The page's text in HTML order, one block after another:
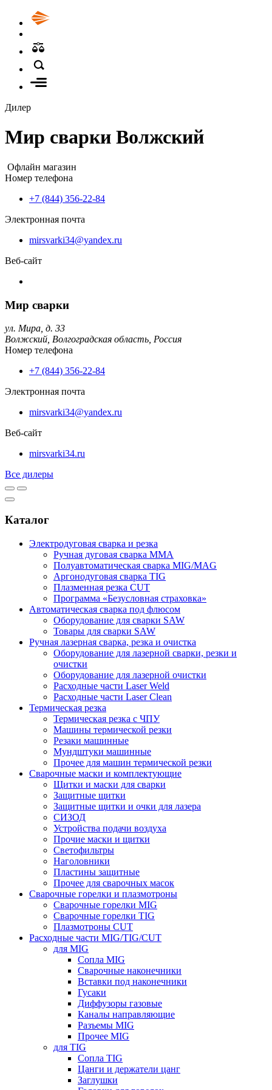
Дилер
Мир сварки Волжский
Офлайн магазин
Номер телефона
+7 (844) 356-22-84
Электронная почта
mirsvarki34@yandex.ru
Веб-сайт
Мир сварки
ул. Мира, д. 33
Волжский, Волгоградская область, Россия
Номер телефона
+7 (844) 356-22-84
Электронная почта
mirsvarki34@yandex.ru
Веб-сайт
mirsvarki34.ru
Все дилеры
Каталог
Электродуговая сварка и резка
Ручная дуговая сварка MMA
Полуавтоматическая сварка MIG/MAG
Аргонодуговая сварка TIG
Плазменная резка CUT
Программа «Безусловная страховка»
Автоматическая сварка под флюсом
Оборудование для сварки SAW
Товары для сварки SAW
Ручная лазерная сварка, резка и очистка
Оборудование для лазерной сварки, резки и
очистки
Оборудование для лазерной очистки
Расходные части Laser Weld
Расходные части Laser Clean
Термическая резка
Термическая резка с ЧПУ
Машины термической резки
Резаки машинные
Мундштуки машинные
Прочее для машин термической резки
Сварочные маски и комплектующие
Щитки и маски для сварки
Защитные щитки
Защитные щитки и очки для лазера
СИЗОД
Устройства подачи воздуха
Прочие маски и щитки
Светофильтры
Наголовники
Пластины защитные
Прочее для сварочных масок
Сварочные горелки и плазмотроны
Сварочные горелки MIG
Сварочные горелки TIG
Плазмотроны CUT
Расходные части MIG/TIG/CUT
для MIG
Сопла MIG
Сварочные наконечники
Вставки под наконечники
Гусаки
Диффузоры газовые
Каналы направляющие
Разъемы MIG
Прочее MIG
для TIG
Сопла TIG
Цанги и держатели цанг
Заглушки